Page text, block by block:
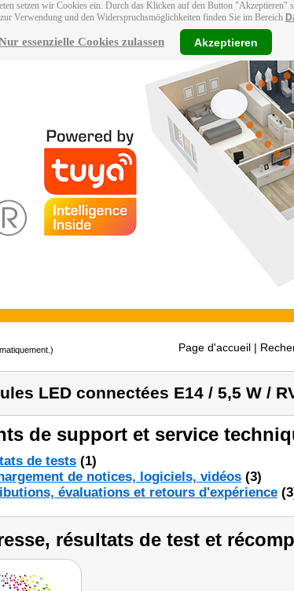
setzen wir Cookies ein. Durch das Klicken auf den Button "Akzeptieren"
Verwendung und den Widerspruchsmöglichkeiten finden Sie im Bereich
essenzielle Cookies zulassen Akzeptieren
Page d'accueil |
LED connectées E14 / 5,5 W /
de support et service
de tests (1)
de notices, logiciels, vidéos (3)
évaluations et retours d'expérience
résultats de test et